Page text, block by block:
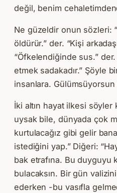
değil, benim
Ne güzeldir onun sözleri:
öldürür.” der. “Kişi
“Öfkelendiğinde sus.”
etmek sadakadır.” Şöyle
insanlara.
İki altın hayat ilkesi
uysak bile, dünyada çok
kurtulacağız gibi gelir
istediğini yap.” Diğeri:
bak etrafına. Bu duyguyu
bulacaksın. Bir gün
ederken -bu vasıfla